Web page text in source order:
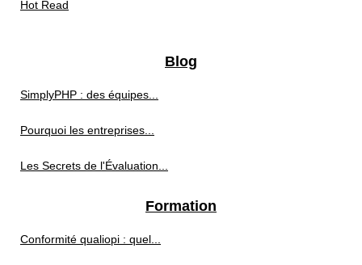
Hot Read
Blog
SimplyPHP : des équipes...
Pourquoi les entreprises...
Les Secrets de l'Évaluation...
Formation
Conformité qualiopi : quel...